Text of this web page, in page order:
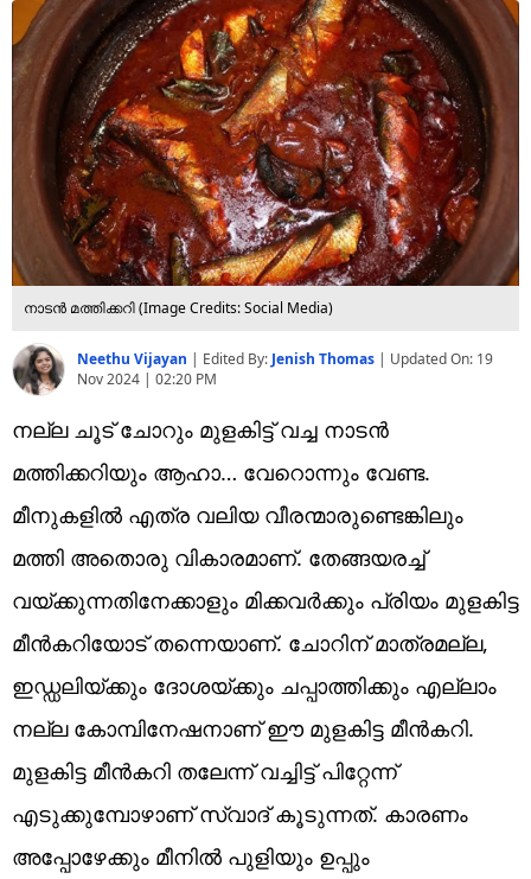
Short Videos
നാടൻ മത്തിക്കറി (​Image Credits: Social Media)
Neethu Vijayan | Edited By: Jenish Thomas | Updated On: 19
Nov 2024 | 02:20 PM
നല്ല ചൂട് ചോറും മുളകിട്ട് വച്ച നാടൻ
മത്തിക്കറിയും ആഹാ… വേറൊന്നും വേണ്ട.
മീനുകളിൽ എത്ര വലിയ വീരന്മാരുണ്ടെങ്കിലും
മത്തി അതൊരു വികാരമാണ്. തേങ്ങയരച്ച്
വയ്ക്കുന്നതിനേക്കാളും മിക്കവർക്കും പ്രിയം മുളകിട്ട
മീൻകറിയോട് തന്നെയാണ്. ചോറിന് മാത്രമല്ല,
ഇഡ്ഡലിയ്ക്കും ദോശയ്ക്കും ചപ്പാത്തിക്കും എല്ലാം
നല്ല കോമ്പിനേഷനാണ് ഈ മുളകിട്ട മീൻകറി.
മുളകിട്ട മീൻകറി തലേന്ന് വച്ചിട്ട് പിറ്റേന്ന്
എടുക്കുമ്പോഴാണ് സ്വാദ് കൂടുന്നത്. കാരണം
അപ്പോഴേക്കും മീനിൽ പുളിയും ഉപ്പും